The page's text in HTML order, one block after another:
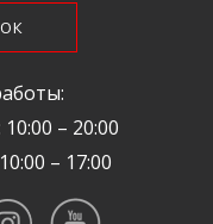
– 20:00
– 17:00